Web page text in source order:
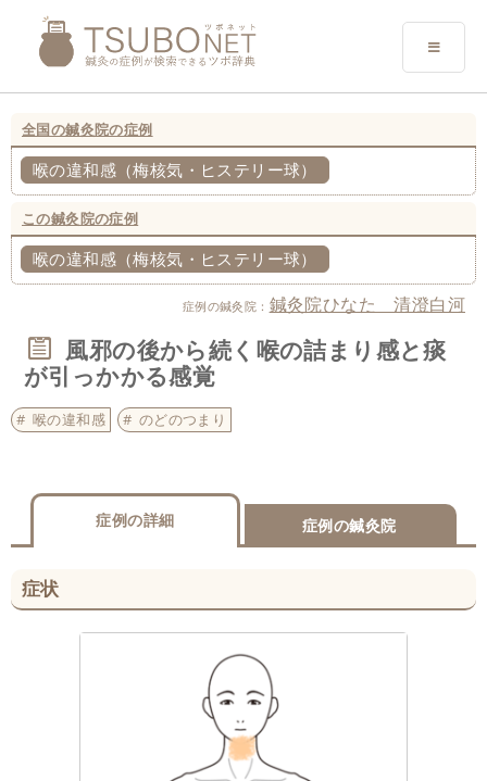
全国の鍼灸院の症例
喉の違和感（梅核気・ヒステリー球）
この鍼灸院の症例
喉の違和感（梅核気・ヒステリー球）
症例の鍼灸院： 鍼灸院ひなた 清澄白河
風邪の後から続く喉の詰まり感と痰
が引っかかる感覚
喉の違和感 のどのつまり
症例の詳細 症例の鍼灸院
症状